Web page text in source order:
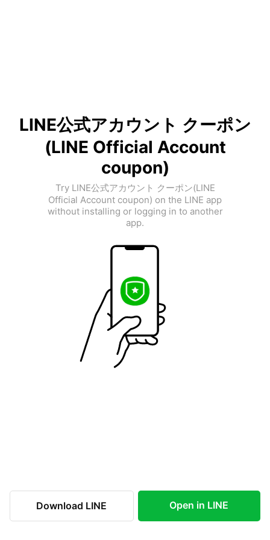
LINE公式アカウント クーポン
(LINE Official Account
coupon)
Try LINE公式アカウント クーポン(LINE
Official Account coupon) on the LINE app
without installing or logging in to another
app.
Download LINE Open in LINE